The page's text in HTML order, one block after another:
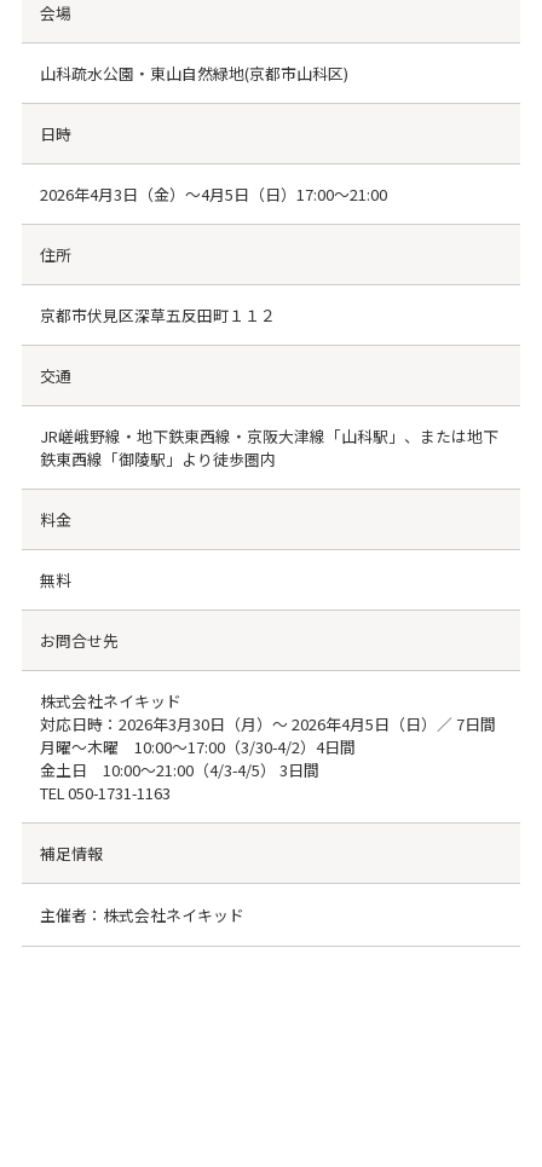
会場
山科疏水公園・東山自然緑地(京都市山科区)
日時
2026年4月3日（金）～4月5日（日）17:00～21:00
住所
京都市伏見区深草五反田町１１２
交通
JR嵯峨野線・地下鉄東西線・京阪大津線「山科駅」、または地下
鉄東西線「御陵駅」より徒歩圏内
料金
無料
お問合せ先
株式会社ネイキッド
対応日時：2026年3月30日（月）〜 2026年4月5日（日）／ 7日間
月曜～木曜 10:00～17:00（3/30-4/2）4日間
金土日 10:00～21:00（4/3-4/5） 3日間
TEL050-1731-1163
補足情報
主催者：株式会社ネイキッド